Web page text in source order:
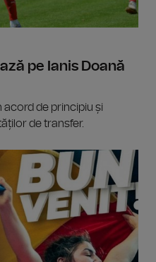
pe Ianis Doană
acord de principiu și
de transfer.